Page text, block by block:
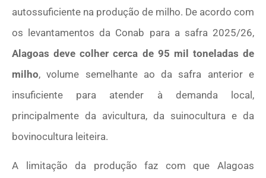
autossuficiente na produção de milho. De acordo com
os levantamentos da Conab para a safra 2025/26,
Alagoas deve colher cerca de 95 mil toneladas de
milho, volume semelhante ao da safra anterior e
insuficiente para atender à demanda local,
principalmente da avicultura, da suinocultura e da
bovinocultura leiteira.
A limitação da produção faz com que Alagoas